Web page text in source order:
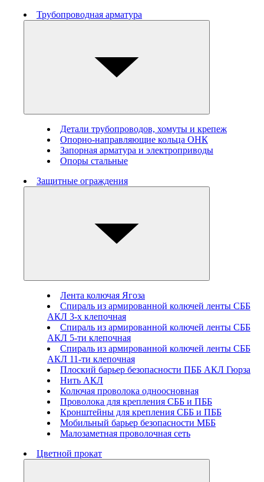
Трубопроводная арматура
Детали трубопроводов, хомуты и крепеж
Опорно-направляющие кольца ОНК
Запорная арматура и электроприводы
Опоры стальные
Защитные ограждения
Лента колючая Ягоза
Спираль из армированной колючей ленты СББ
АКЛ 3-х клепочная
Спираль из армированной колючей ленты СББ
АКЛ 5-ти клепочная
Спираль из армированной колючей ленты СББ
АКЛ 11-ти клепочная
Плоский барьер безопасности ПББ АКЛ Гюрза
Нить АКЛ
Колючая проволока одноосновная
Проволока для крепления СББ и ПББ
Кронштейны для крепления СББ и ПББ
Мобильный барьер безопасности МББ
Малозаметная проволочная сеть
Цветной прокат